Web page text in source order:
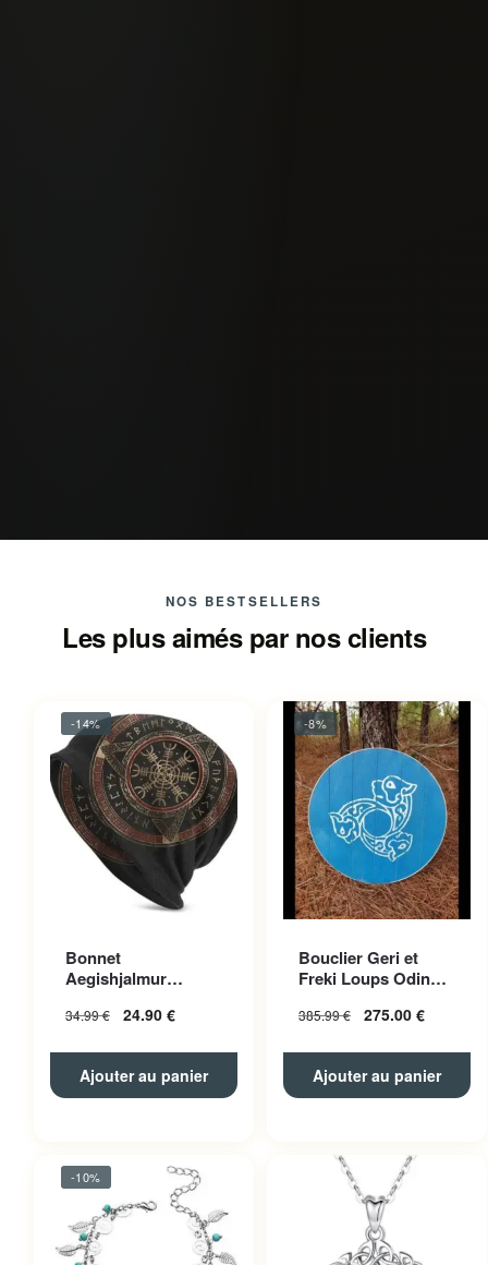
NOS BESTSELLERS
Les plus aimés par nos clients
-14%
Bonnet
Aegishjalmur
34.99€ 24.90 €
Ajouter au panier
-8%
Bouclier Geri et
Freki Loups Odin
385.99€ 275.00 €
Ajouter au panier
-10%